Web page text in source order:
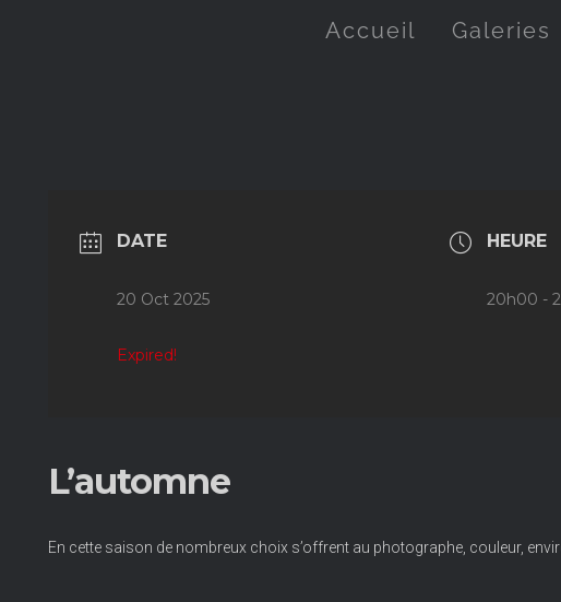
Accueil Galeries
DATE
20 Oct 2025
Expired!
HEURE
20h00 -
L’automne
En cette saison de nombreux choix s’offrent au photographe, couleur,